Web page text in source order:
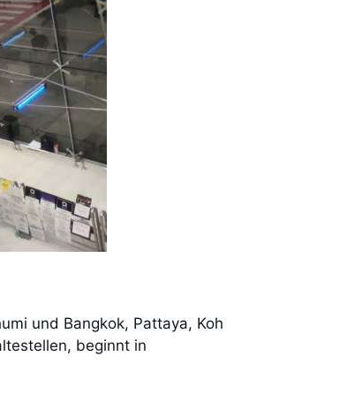
und Bangkok, Pattaya, Koh
beginnt in